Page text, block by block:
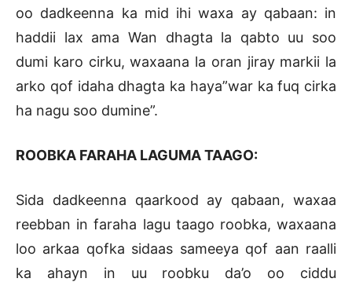
oo dadkeenna ka mid ihi waxa ay qabaan: in
haddii lax ama Wan dhagta la qabto uu soo
dumi karo cirku, waxaana la oran jiray markii la
arko qof idaha dhagta ka haya”war ka fuq cirka
ha nagu soo dumine”.
ROOBKA FARAHA LAGUMA TAAGO:
Sida dadkeenna qaarkood ay qabaan, waxaa
reebban in faraha lagu taago roobka, waxaana
loo arkaa qofka sidaas sameeya qof aan raalli
ka ahayn in uu roobku da’o oo ciddu